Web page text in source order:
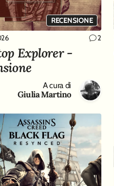
Day of the Devs 2023
RECENSIONE
2
Explorer -
A cura di
Giulia Martino